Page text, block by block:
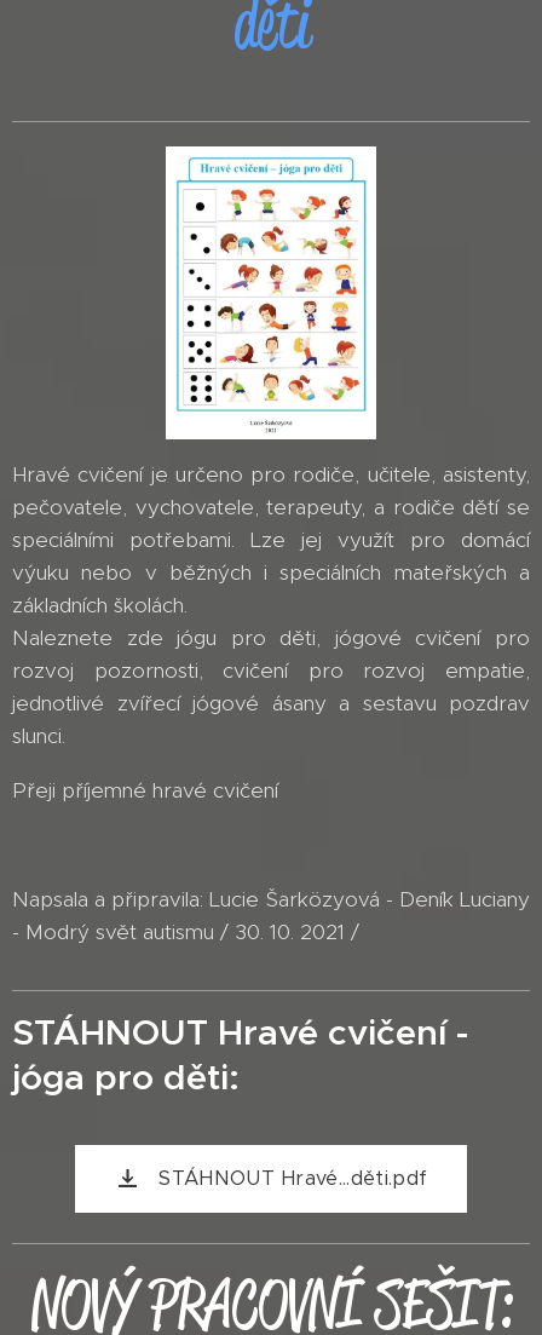
děti
Hravé cvičení je určeno pro rodiče, učitele, asistenty,
pečovatele, vychovatele, terapeuty, a rodiče dětí se
speciálními potřebami. Lze jej využít pro domácí
výuku nebo v běžných i speciálních mateřských a
základních školách.
Naleznete zde jógu pro děti, jógové cvičení pro
rozvoj pozornosti, cvičení pro rozvoj empatie,
jednotlivé zvířecí jógové ásany a sestavu pozdrav
slunci.
Přeji příjemné hravé cvičení
Napsala a připravila: Lucie Šarközyová - Deník Luciany
- Modrý svět autismu / 30. 10. 2021 /
STÁHNOUT Hravé cvičení -
jóga pro děti:
STÁHNOUT Hravé...děti.pdf
NOVÝ PRACOVNÍ SEŠIT: